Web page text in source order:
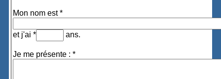
Mon nom est *
et j'ai * ans.
Je me présente : *